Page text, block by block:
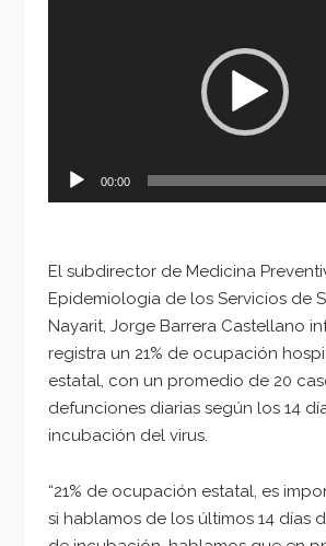
00:00
El subdirector de Medicina
Epidemiologia de los Servicios de
Nayarit, Jorge Barrera Castellano
registra un 21% de ocupación
estatal, con un promedio de 20
defunciones diarias según los 14
incubación del virus.
“21% de ocupación estatal, es
si hablamos de los últimos 14 días